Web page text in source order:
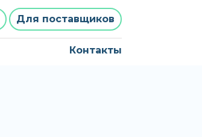
Для поставщиков
Контакты